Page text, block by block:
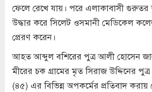
ফেলে রেখে যায়। পরে এলাকাবাসী গুরুতর
উদ্ধার করে সিলেট ওসমানী মেডিকেল
প্রেরণ করেন।
আহত আব্দুল বশিরের পুত্র আলী হোসেন
মীরের চক গ্রামের মৃত সিরাজ উদ্দিনের
(৪৫) এর বিভিন্ন অপকর্মের প্রতিবাদ করায়